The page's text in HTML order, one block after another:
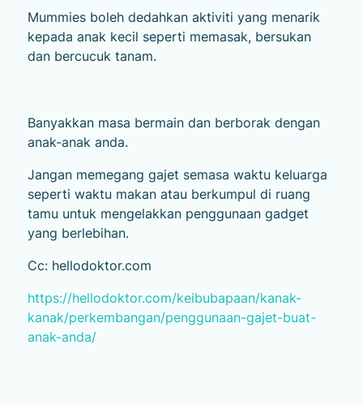
Mummies boleh dedahkan aktiviti yang menarik
kepada anak kecil seperti memasak, bersukan
dan bercucuk tanam.
Banyakkan masa bermain dan berborak dengan
anak-anak anda.
Jangan memegang gajet semasa waktu keluarga
seperti waktu makan atau berkumpul di ruang
tamu untuk mengelakkan penggunaan gadget
yang berlebihan.
Cc: hellodoktor.com
https://hellodoktor.com/keibubapaan/kanak-
kanak/perkembangan/penggunaan-gajet-buat-
anak-anda/